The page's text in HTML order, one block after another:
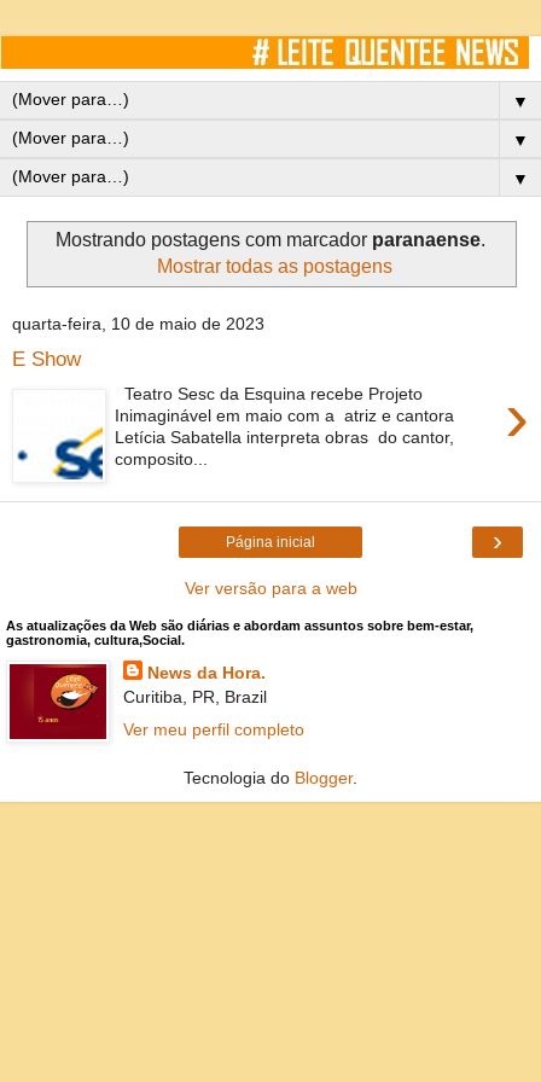
▼
▼
▼
Mostrando postagens com marcador paranaense.
Mostrar todas as postagens
quarta-feira, 10 de maio de 2023
E Show
›
Teatro Sesc da Esquina recebe Projeto
Inimaginável em maio com a atriz e cantora
Letícia Sabatella interpreta obras do cantor,
composito...
›
Página inicial
Ver versão para a web
As atualizações da Web são diárias e abordam assuntos sobre bem-estar,
gastronomia, cultura,Social.
News da Hora.
Curitiba, PR, Brazil
Ver meu perfil completo
Tecnologia do Blogger.